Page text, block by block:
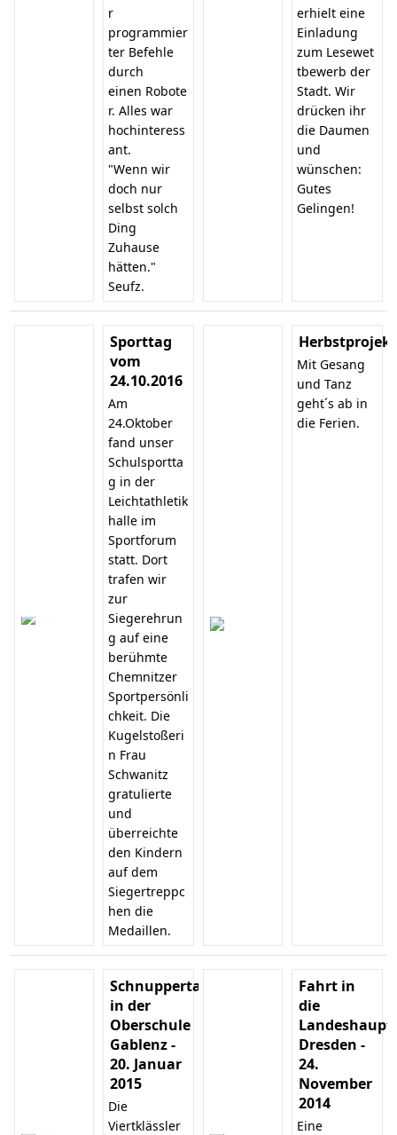
r
programmier
ter Befehle
durch
einen Robote
r. Alles war
hochinteress
ant.
"Wenn wir
doch nur
selbst solch
Ding
Zuhause
hätten."
Seufz.
erhielt eine
Einladung
zum Lesewet
tbewerb der
Stadt. Wir
drücken ihr
die Daumen
und
wünschen:
Gutes
Gelingen!
Sporttag
vom
24.10.2016
Am
24.Oktober
fand unser
Schulsportta
g in der
Leichtathletik
halle im
Sportforum
statt. Dort
trafen wir
zur
Siegerehrun
g auf eine
berühmte
Chemnitzer
Sportpersönli
chkeit. Die
Kugelstoßeri
n Frau
Schwanitz
gratulierte
und
überreichte
den Kindern
auf dem
Siegertreppc
hen die
Medaillen.
Mit Gesang
und Tanz
geht´s ab in
die Ferien.
Schnuppertag
in der
Oberschule
Gablenz -
20. Januar
2015
Die
Viertklässler
Fahrt in
die
Dresden -
24.
November
2014
Eine